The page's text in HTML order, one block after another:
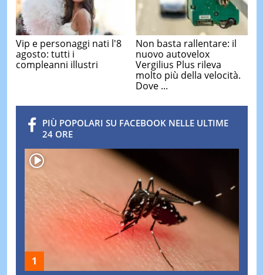
Vip e personaggi nati l'8
agosto: tutti i
compleanni illustri
Non basta rallentare: il
nuovo autovelox
Vergilius Plus rileva
molto più della velocità.
Dove ...
PIÙ POPOLARI SU FACEBOOK NELLE ULTIME
24 ORE